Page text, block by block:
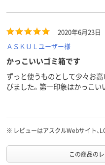
2020年6月23日
ＡＳＫＵＬユーザー様
かっこいいゴミ箱です
ずっと使うものとして少々お
びました。第一印象はかっこい
に閉まる感じがとてもいいで
です。
※ レビューはアスクルWebサイト、
この商品の